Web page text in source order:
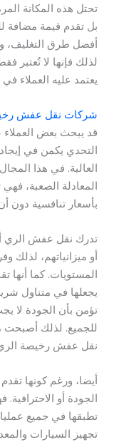
تحتل هذه المكانة
بل تقدم قيمة مضافة
أفضل طرق التغليف،
لذلك فإنها لا
يعتمد عليه العملاء
شركات نقل عفش
قد يبحث بعض
التحدي يكمن في
العالية. في هذا
المعادلة الصعبة،
بأسعار تنافسية دون
تدرك نقل عفش الري
أو ميزانياتهم،
المستويات. كما
يجعلها في متناول
تؤمن بأن الجودة لا
للجميع. لذلك أصبحت
نقل عفش رخيصة
أيضا، ورغم كونها
الجودة أو
تطبقها في جميع
تجهيز السيارات